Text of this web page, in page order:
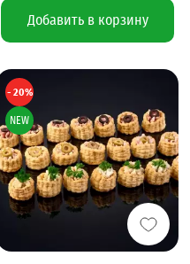
Добавить в корзину
- 20%
NEW